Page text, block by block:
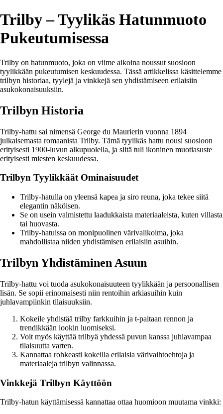
Trilby – Tyylikäs Hatunmuoto
Pukeutumisessa
Trilby on hatunmuoto, joka on viime aikoina noussut suosioon
tyylikkään pukeutumisen keskuudessa. Tässä artikkelissa käsittelemme
trilbyn historiaa, tyylejä ja vinkkejä sen yhdistämiseen erilaisiin
asukokonaisuuksiin.
Trilbyn Historia
Trilby-hattu sai nimensä George du Maurierin vuonna 1894
julkaisemasta romaanista Trilby. Tämä tyylikäs hattu nousi suosioon
erityisesti 1900-luvun alkupuolella, ja siitä tuli ikoninen muotiasuste
erityisesti miesten keskuudessa.
Trilbyn Tyylikkäät Ominaisuudet
Trilby-hatulla on yleensä kapea ja siro reuna, joka tekee siitä
elegantin näköisen.
Se on usein valmistettu laadukkaista materiaaleista, kuten villasta
tai huovasta.
Trilby-hatuissa on monipuolinen värivalikoima, joka
mahdollistaa niiden yhdistämisen erilaisiin asuihin.
Trilbyn Yhdistäminen Asuun
Trilby-hattu voi tuoda asukokonaisuuteen tyylikkään ja persoonallisen
lisän. Se sopii erinomaisesti niin rentoihin arkiasuihin kuin
juhlavampiinkin tilaisuuksiin.
Kokeile yhdistää trilby farkkuihin ja t-paitaan rennon ja
trendikkään lookin luomiseksi.
Voit myös käyttää trilbyä yhdessä puvun kanssa juhlavampaa
tilaisuutta varten.
Kannattaa rohkeasti kokeilla erilaisia värivaihtoehtoja ja
materiaaleja trilbyn valinnassa.
Vinkkejä Trilbyn Käyttöön
Trilby-hatun käyttämisessä kannattaa ottaa huomioon muutama vinkki: